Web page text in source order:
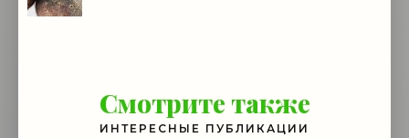
Смотрите также
ИНТЕРЕСНЫЕ ПУБЛИКАЦИИ